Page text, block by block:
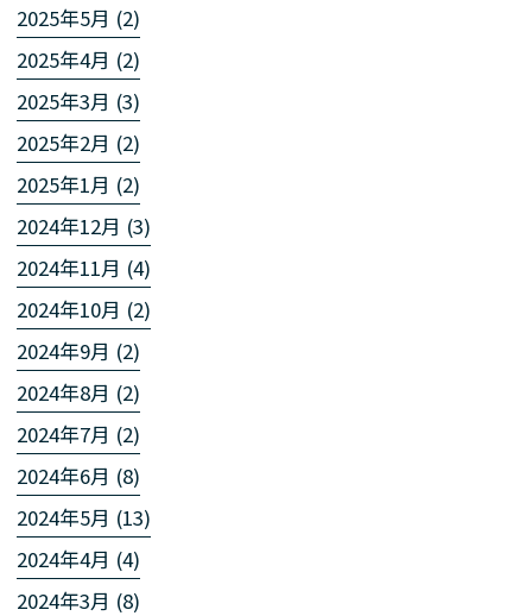
2025年5月 (2)
2025年4月 (2)
2025年3月 (3)
2025年2月 (2)
2025年1月 (2)
2024年12月 (3)
2024年11月 (4)
2024年10月 (2)
2024年9月 (2)
2024年8月 (2)
2024年7月 (2)
2024年6月 (8)
2024年5月 (13)
2024年4月 (4)
2024年3月 (8)